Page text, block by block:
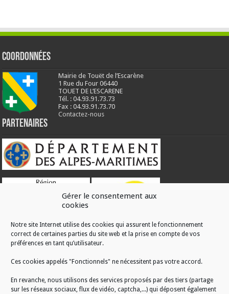
Gérer le consentement aux
cookies
Notre site Internet utilise des cookies qui assurent le fonctionnement
correct de certaines parties du site web et la prise en compte de vos
préférences en tant qu’utilisateur.
Ces cookies appelés "Fonctionnels" ne nécessitent pas votre accord.
En revanche, nous utilisons des services proposés par des tiers (partage
sur les réseaux sociaux, flux de vidéo, captcha,...) qui déposent également
Coordonnées
Mairie de Touët de l’Escarène
1 Rue du Four 06440
TOUET DE L’ESCARENE
Tél. : 04.93.91.73.73
Fax : 04.93.91.73.70
Contactez-nous
Partenaires
RÉALISATION